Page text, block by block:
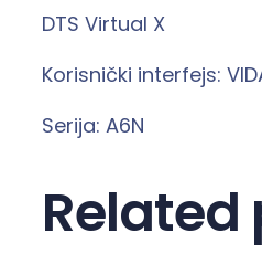
DTS Virtual X
Korisnički interfejs:
Serija: A6N